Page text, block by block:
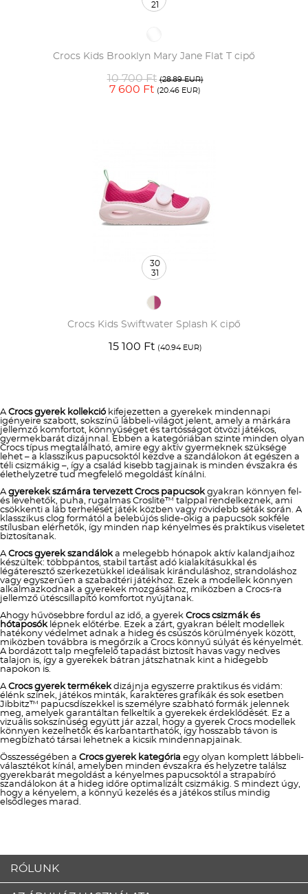
Crocs Kids Brooklyn Mary Jane Flat T cipő
10 700 Ft (28.89 EUR)
7 600 Ft (20.46 EUR)
21
Crocs Kids Swiftwater Splash K cipő
15 100 Ft (40.94 EUR)
30
31
ACrocs gyerek kollekció kifejezetten a gyerekek mindennapi
igényeire szabott, sokszínű lábbeli-világot jelent, amely a márkára
jellemző komfortot, könnyűséget és tartósságot ötvözi játékos,
gyermekbarát dizájnnal. Ebben a kategóriában szinte minden olyan
Crocs típus megtalálható, amire egy aktív gyermeknek szüksége
lehet – a klasszikus papucsoktól kezdve a szandálokon át egészen a
téli csizmákig –, így a család kisebb tagjainak is minden évszakra és
élethelyzetre tud megfelelő megoldást kínálni.
Agyerekek számára tervezett Crocs papucsokgyakran könnyen fel-
és levehetők, puha, rugalmas Croslite™ talppal rendelkeznek, ami
csökkenti a láb terhelését játék közben vagy rövidebb séták során. A
klasszikus clog formától a belebújós slide-okig a papucsok sokféle
stílusban elérhetők, így minden nap kényelmes és praktikus viseletet
biztosítanak.
ACrocs gyerek szandáloka melegebb hónapok aktív kalandjaihoz
készültek: többpántos, stabil tartást adó kialakításukkal és
légáteresztő szerkezetükkel ideálisak kiránduláshoz, strandoláshoz
vagy egyszerűen a szabadtéri játékhoz. Ezek a modellek könnyen
alkalmazkodnak a gyerekek mozgásához, miközben a Crocs-ra
jellemző ütéscsillapító komfortot nyújtanak.
Ahogy hűvösebbre fordul az idő, a gyerek Crocs csizmák és
hótaposóklépnek előtérbe. Ezek a zárt, gyakran bélelt modellek
hatékony védelmet adnak a hideg és csúszós körülmények között,
miközben továbbra is megőrzik a Crocs könnyű súlyát és kényelmét.
A bordázott talp megfelelő tapadást biztosít havas vagy nedves
talajon is, így a gyerekek bátran játszhatnak kint a hidegebb
napokon is.
ACrocs gyerek termékekdizájnja egyszerre praktikus és vidám:
élénk színek, játékos minták, karakteres grafikák és sok esetben
Jibbitz™ papucsdíszekkel is személyre szabható formák jelennek
meg, amelyek garantáltan felkeltik a gyerekek érdeklődését. Ez a
vizuális sokszínűség együtt jár azzal, hogy a gyerek Crocs modellek
könnyen kezelhetők és karbantarthatók, így hosszabb távon is
megbízható társai lehetnek a kicsik mindennapjainak.
Összességében a Crocs gyerek kategória egy olyan komplett lábbeli-
választékot kínál, amelyben minden évszakra és helyzetre találsz
gyerekbarát megoldást a kényelmes papucsoktól a strapabíró
szandálokon át a hideg időre optimalizált csizmákig. S mindezt úgy,
hogy a kényelem, a könnyű kezelés és a játékos stílus mindig
elsődleges marad.
RÓLUNK